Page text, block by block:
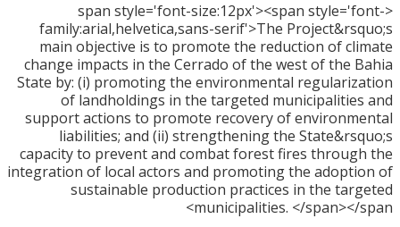
<span style='font-size:12px'><span
family:arial,helvetica,sans-serif'>The
main objective is to promote the reduction of
change impacts in the Cerrado of the west of the
State by: (i) promoting the environmental
of landholdings in the targeted
support actions to promote recovery of
liabilities; and (ii) strengthening the
capacity to prevent and combat forest fires
integration of local actors and promoting the
sustainable production practices in the
municipalities. </